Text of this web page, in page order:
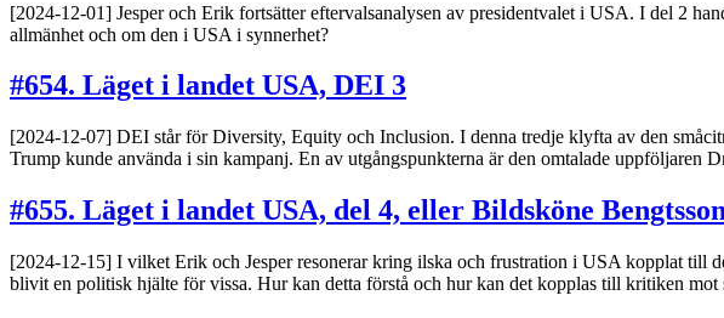
[2024-12-01] Jesper och Erik fortsätter eftervalsanalysen av presidentvalet i USA. I del 2
allmänhet och om den i USA i synnerhet?
#654. Läget i landet USA, DEI 3
[2024-12-07] DEI står för Diversity, Equity och Inclusion. I denna tredje klyfta av den
Trump kunde använda i sin kampanj. En av utgångspunkterna är den omtalade uppföljaren
#655. Läget i landet USA, del 4, eller Bildsköne
[2024-12-15] I vilket Erik och Jesper resonerar kring ilska och frustration i USA kopplat till
blivit en politisk hjälte för vissa. Hur kan detta förstå och hur kan det kopplas till kritiken mot